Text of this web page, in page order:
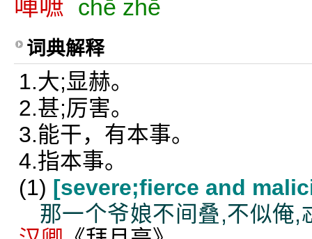
唓嗻 chē zhē
词典解释
1.大;显赫。
2.甚;厉害。
3.能干，有本事。
4.指本事。
(1) [severe;fierce and
那一个爷娘不间叠,不似